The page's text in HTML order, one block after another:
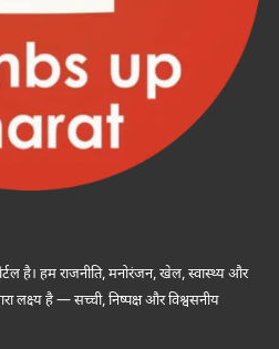
है। हम राजनीति, मनोरंजन, खेल, स्वास्थ्य और
लक्ष्य है — सच्ची, निष्पक्ष और विश्वसनीय